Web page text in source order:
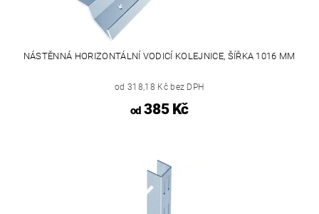
NÁSTĚNNÁ HORIZONTÁLNÍ VODICÍ KOLEJNICE, ŠÍŘKA 1016 MM
od 318,18 Kč bez DPH
od385 Kč